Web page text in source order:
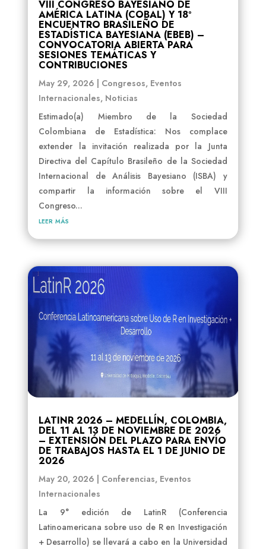
VIII CONGRESO BAYESIANO DE
AMÉRICA LATINA (COBAL) Y 18º
ENCUENTRO BRASILEÑO DE
ESTADÍSTICA BAYESIANA (EBEB) –
CONVOCATORIA ABIERTA PARA
SESIONES TEMÁTICAS Y
CONTRIBUCIONES
May 29, 2026 | Congresos, Eventos
Internacionales, Noticias
Estimado(a) Miembro de la Sociedad
Colombiana de Estadística: Nos complace
extender la invitación realizada por la Junta
Directiva del Capítulo Brasileño de la Sociedad
Internacional de Análisis Bayesiano (ISBA) y
compartir la información sobre el VIII
Congreso...
leer más
LATINR 2026 – MEDELLÍN, COLOMBIA,
DEL 11 AL 13 DE NOVIEMBRE DE 2026
– EXTENSIÓN DEL PLAZO PARA ENVÍO
DE TRABAJOS HASTA EL 1 DE JUNIO DE
2026
May 20, 2026 Conferencias, Eventos
Internacionales
La 9° edición de LatinR (Conferencia
Latinoamericana sobre uso de R en Investigación
+ Desarrollo) se llevará a cabo en la Universidad